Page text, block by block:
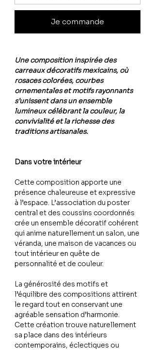
Je commande
Une composition inspirée des
carreaux décoratifs mexicains, où
rosaces colorées, courbes
ornementales et motifs rayonnants
s’unissent dans un ensemble
lumineux célébrant la couleur, la
convivialité et la richesse des
traditions artisanales.
Dans votre intérieur
Cette composition apporte une
présence chaleureuse et expressive
à l’espace. L’association du poster
central et des coussins coordonnés
crée un ensemble décoratif cohérent
qui anime naturellement un salon, une
véranda, une maison de vacances ou
tout intérieur en quête de
personnalité et de couleur.
La générosité des motifs et
l’équilibre des compositions attirent
le regard tout en conservant une
agréable sensation d’harmonie.
Cette création trouve naturellement
sa place dans des intérieurs
contemporains, éclectiques ou